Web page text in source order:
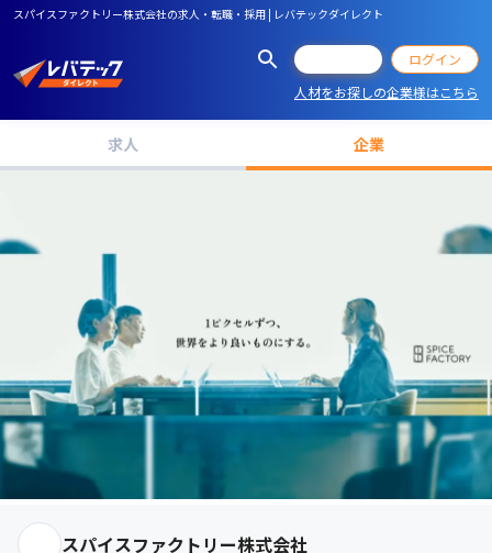
スパイスファクトリー株式会社の求人・転職・採用 | レバテックダイレクト
ログイン
人材をお探しの企業様はこちら
求人 企業
スパイスファクトリー株式会社